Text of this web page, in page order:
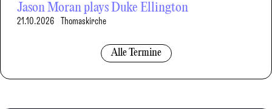
Jason Moran plays Duke Ellington
21.10.2026 Thomaskirche
Alle Termine